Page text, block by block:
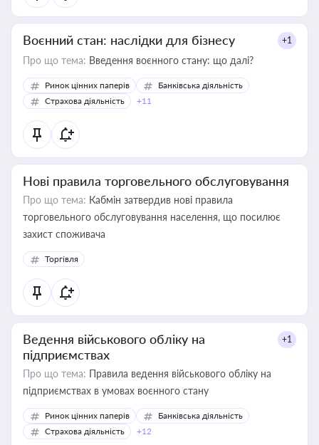
Воєнний стан: наслідки для бізнесу +1
Про що тема: Введення воєнного стану: що далі?
Ринок цінних паперів
Банківська діяльність
Страхова діяльність
+11
Нові правила торговельного обслуговування
Про що тема: Кабмін затвердив нові правила
торговельного обслуговування населення, що посилює
захист споживача
Торгівля
Ведення військового обліку на
підприємствах
+1
Про що тема: Правила ведення військового обліку на
підприємствах в умовах воєнного стану
Ринок цінних паперів
Банківська діяльність
Страхова діяльність
+12